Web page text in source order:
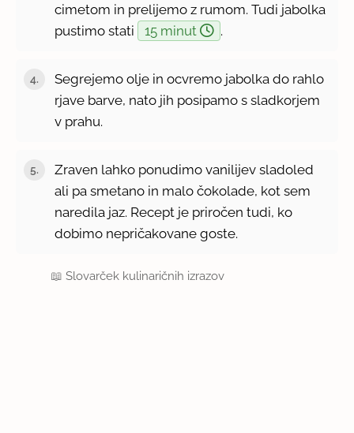
cimetom in prelijemo z rumom. Tudi jabolka
pustimo stati
15 minut .
Segrejemo olje in ocvremo jabolka do rahlo
rjave barve, nato jih posipamo s sladkorjem
v prahu.
Zraven lahko ponudimo vanilijev sladoled
ali pa smetano in malo čokolade, kot sem
naredila jaz. Recept je priročen tudi, ko
dobimo nepričakovane goste.
📖Slovarček kulinaričnih izrazov